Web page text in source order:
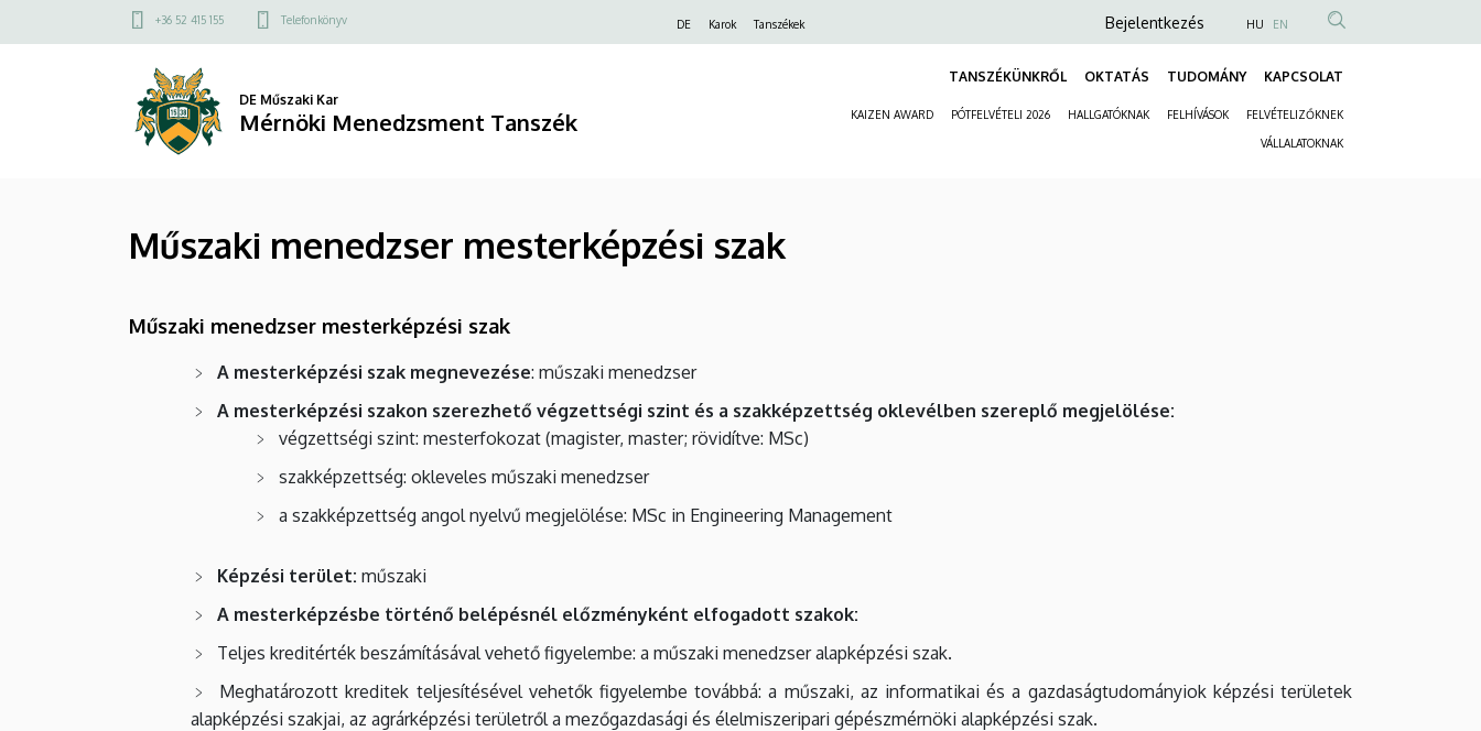
menedzser
mesterképzési
Mérnöki
Tanszék
a
Felső
menü
+36 52 415 155 Telefonkönyv DE Karok Tanszékek
Anonim
fiók
menüje
Bejelentkezés HU EN
DE Műszaki Kar
Mérnöki Menedzsment Tanszék
TANSZÉKÜNKRŐL OKTATÁS TUDOMÁNY KAPCSOLAT
KAIZEN AWARD PÓTFELVÉTELI 2026 HALLGATÓKNAK FELHÍVÁSOK FELVÉTELIZŐKNEK
VÁLLALATOKNAK
Műszaki menedzser mesterképzési szak
Műszaki menedzser mesterképzési szak
A mesterképzési szak megnevezése: műszaki menedzser
A mesterképzési szakon szerezhető végzettségi szint és a szakképzettség oklevélben szereplő megjelölése:
végzettségi szint: mesterfokozat (magister, master; rövidítve: MSc)
szakképzettség: okleveles műszaki menedzser
a szakképzettség angol nyelvű megjelölése: MSc in Engineering Management
Képzési terület: műszaki
A mesterképzésbe történő belépésnél előzményként elfogadott szakok:
Teljes kreditérték beszámításával vehető figyelembe: a műszaki menedzser alapképzési szak.
Meghatározott kreditek teljesítésével vehetők figyelembe továbbá: a műszaki, az informatikai és a gazdaságtudományiok képzési területek
alapképzési szakjai, az agrárképzési területről a mezőgazdasági és élelmiszeripari gépészmérnöki alapképzési szak.